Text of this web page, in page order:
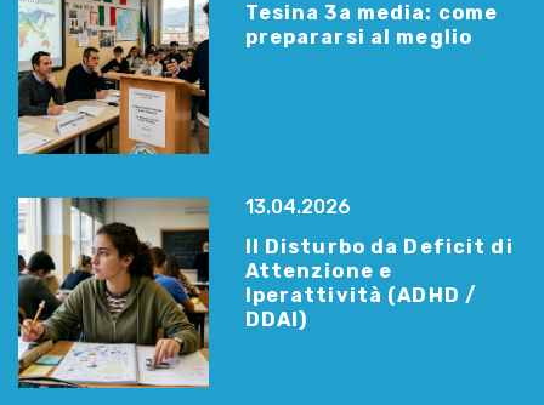
Tesina 3a media: come
prepararsi al meglio
13.04.2026
Il Disturbo da Deficit di
Attenzione e
Iperattività (ADHD /
DDAI)